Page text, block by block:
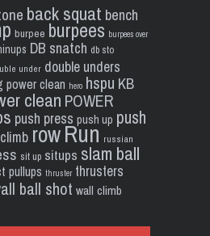
back squat bench
burpee burpees burpees over
DB snatch db sto
under double unders
power clean hero hspu KB
clean POWER
push press push up push
rowRun russian
sit up situps slam ball
pullups thruster thrusters
ball shot wall climb